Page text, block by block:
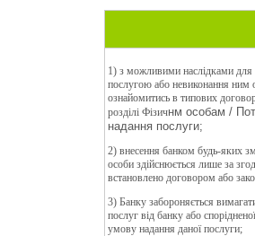
1) з можливими наслідками для
послугою або невиконання ним
ознайомитись в типових
розділі Фізичнм особам /
надання послуги;
2) внесення банком будь-яких
особи здійснюється лише за
встановлено договором або
3) Банку забороняється
послуг від банку або
умову надання даної послуги;